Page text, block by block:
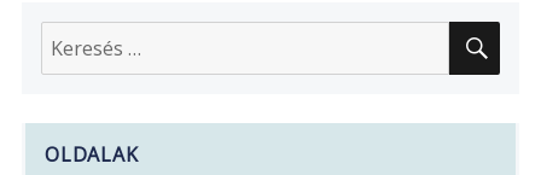
megvalósulása
Keresés
a
OLDALAK